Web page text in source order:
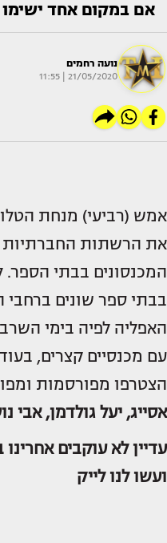
אם במקום אחד ישימו
נועה רחמים
21/05/2020 | 11:55
אמש (רביעי) מנחת
את הרשתות
המכנסונים בבתי
בבתי ספר שונים
האפליה לפיה בימי
עם מכנסיים קצרים,
הצטרפו מפורסמות
אסייג, יעל גולדמן, אבי
עדיין לא עוקבים
ועשו לנו לייק